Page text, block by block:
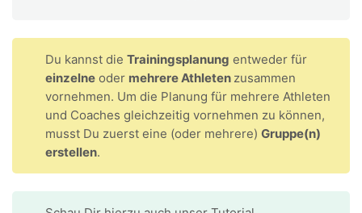
Du kannst dieTrainingsplanung entweder für
einzelne oder mehrere Athleten zusammen
vornehmen. Um die Planung für mehrere Athleten
und Coaches gleichzeitig vornehmen zu können,
musst Du zuerst eine (oder mehrere)Gruppe(n)
erstellen.